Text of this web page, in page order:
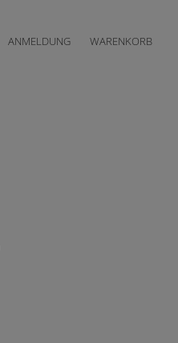
ANMELDUNG WARENKORB